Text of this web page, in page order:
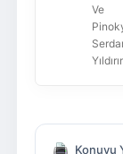
Ve
Konuyu